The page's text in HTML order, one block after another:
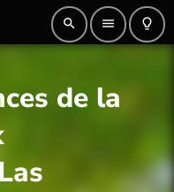
search menu lightbulb_outline
de la